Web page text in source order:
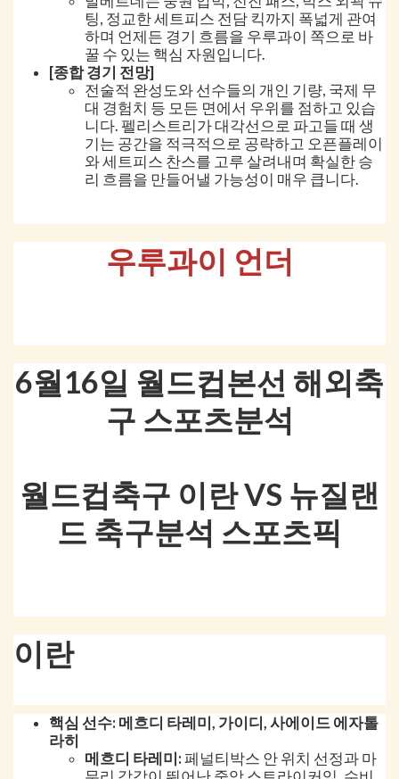
팅, 정교한 세트피스 전담 킥까지 폭넓게 관여
하며 언제든 경기 흐름을 우루과이 쪽으로 바
꿀 수 있는 핵심 자원입니다.
[종합 경기 전망]
전술적 완성도와 선수들의 개인 기량, 국제 무
대 경험치 등 모든 면에서 우위를 점하고 있습
니다. 펠리스트리가 대각선으로 파고들 때 생
기는 공간을 적극적으로 공략하고 오픈플레이
와 세트피스 찬스를 고루 살려내며 확실한 승
리 흐름을 만들어낼 가능성이 매우 큽니다.
우루과이 언더
6월16일 월드컵본선 해외축
구 스포츠분석
월드컵축구 이란 VS 뉴질랜
드 축구분석 스포츠픽
이란
핵심 선수: 메흐디 타레미, 가이디, 사에이드 에자톨
라히
메흐디 타레미: 페널티박스 안 위치 선정과 마